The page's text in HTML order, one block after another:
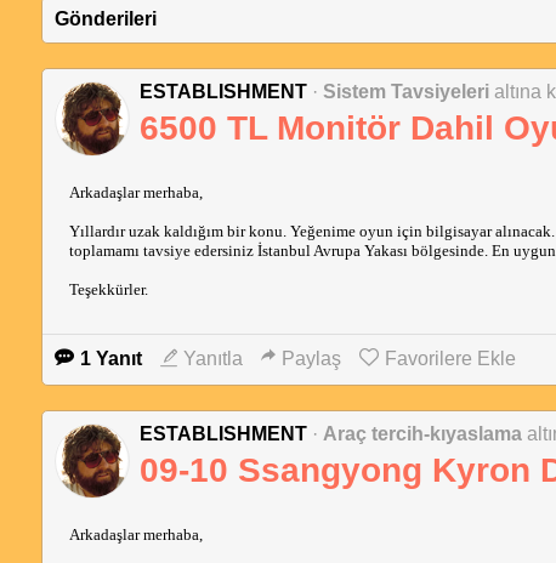
Gönderileri
ESTABLISHMENT · Sistem Tavsiyeleri altına
6500 TL Monitör Dahil
Arkadaşlar merhaba,
Yıllardır uzak kaldığım bir konu. Yeğenime oyun için bilgisayar
toplamamı tavsiye edersiniz İstanbul Avrupa Yakası bölgesinde. En
Teşekkürler.
1 Yanıt Yanıtla Paylaş Favorilere Ekle
ESTABLISHMENT · Araç tercih-kıyaslama
09-10 Ssangyong Kyron
Arkadaşlar merhaba,